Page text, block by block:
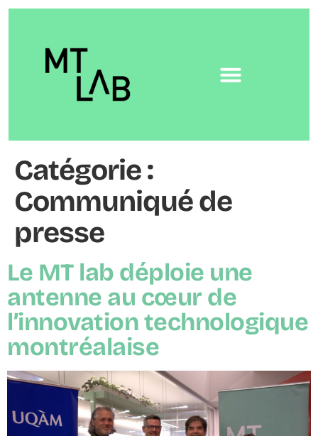
Catégorie :
Communiqué de
presse
Le MT lab déploie une
antenne au cœur de
l’innovation technologique
montréalaise